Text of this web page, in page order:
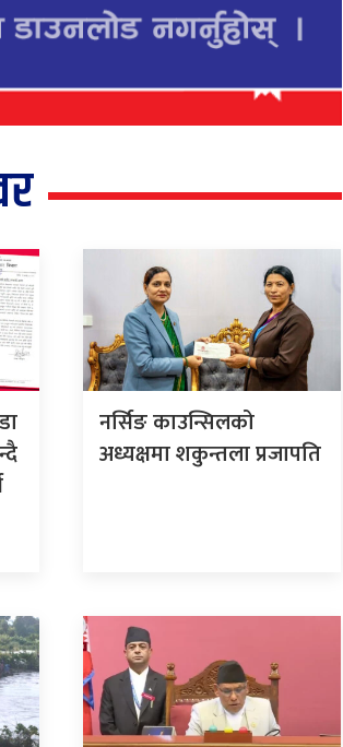
नर्सिङ काउन्सिलको
अध्यक्षमा शकुन्तला प्रजापति